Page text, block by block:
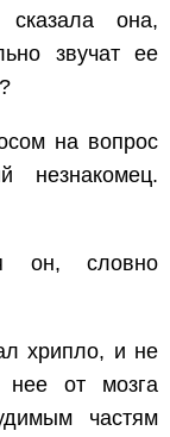
она,
звучат ее
на вопрос
незнакомец.
он, словно
хрипло, и не
нее от мозга
частям